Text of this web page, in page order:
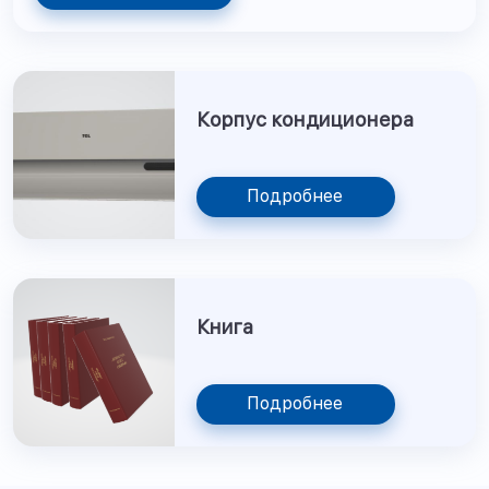
Корпус кондиционера
Подробнее
Книга
Подробнее